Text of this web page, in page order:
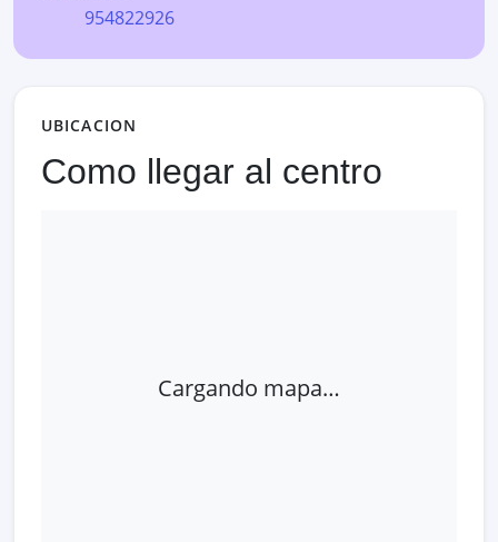
954822926
UBICACION
Como llegar al centro
Cargando mapa…